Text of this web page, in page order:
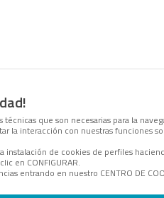
técnicas que son necesarias para la
la interacción con nuestras funciones
de cookies de perfiles
en CONFIGURAR.
entrando en nuestro CENTRO DE